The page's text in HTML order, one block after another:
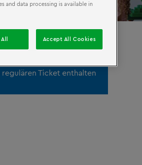
Ticket enthalten
and data processing is available in
Accept All Cookies